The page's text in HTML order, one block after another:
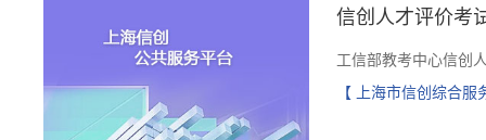
信创人才评价考
工信部教考中心信创
【 上海市信创综合服